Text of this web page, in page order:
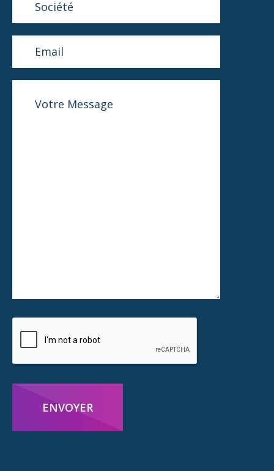
ENVOYER